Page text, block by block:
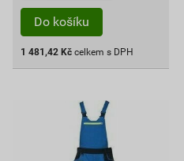
Do košíku
1 481,42 Kč celkem s DPH